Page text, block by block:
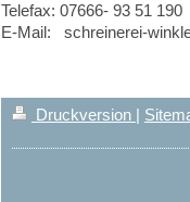
Telefax: 07666- 93 51 190
E-Mail: schreinerei-
Druckversion |